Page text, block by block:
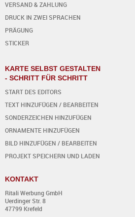
VERSAND & ZAHLUNG
DRUCK IN ZWEI SPRACHEN
PRÄGUNG
STICKER
KARTE SELBST GESTALTEN
- SCHRITT FÜR SCHRITT
START DES EDITORS
TEXT HINZUFÜGEN / BEARBEITEN
SONDERZEICHEN HINZUFÜGEN
ORNAMENTE HINZUFÜGEN
BILD HINZUFÜGEN / BEARBEITEN
PROJEKT SPEICHERN UND LADEN
KONTAKT
Ritali Werbung GmbH
Uerdinger Str. 8
47799 Krefeld